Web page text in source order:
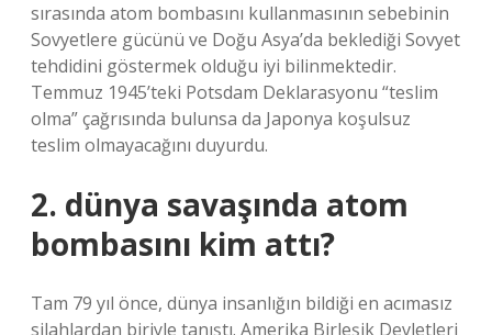
sırasında atom bombasını kullanmasının sebebinin
Sovyetlere gücünü ve Doğu Asya’da beklediği Sovyet
tehdidini göstermek olduğu iyi bilinmektedir.
Temmuz 1945’teki Potsdam Deklarasyonu “teslim
olma” çağrısında bulunsa da Japonya koşulsuz
teslim olmayacağını duyurdu.
2. dünya savaşında atom
bombasını kim attı?
Tam 79 yıl önce, dünya insanlığın bildiği en acımasız
silahlardan biriyle tanıştı. Amerika Birleşik Devletleri